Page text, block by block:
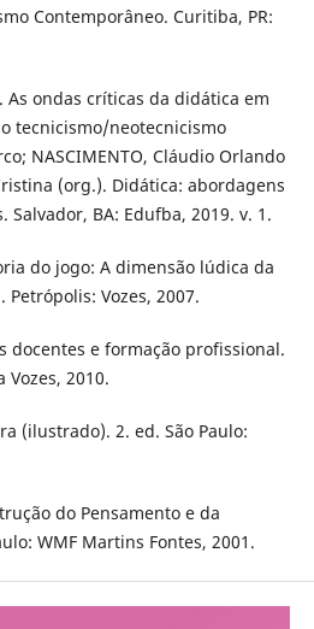
Contemporâneo. Curitiba, PR:
As ondas críticas da didática em
tecnicismo/neotecnicismo
NASCIMENTO, Cláudio Orlando
(org.). Didática: abordagens
BA: Edufba, 2019. v. 1.
do jogo: A dimensão lúdica da
Vozes, 2007.
docentes e formação profissional.
Vozes, 2010.
(ilustrado). 2. ed. São Paulo:
do Pensamento e da
WMF Martins Fontes, 2001.